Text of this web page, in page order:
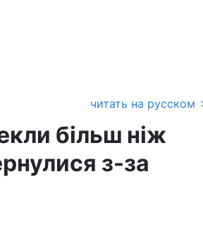
читать на русском
більш ніж
з-за